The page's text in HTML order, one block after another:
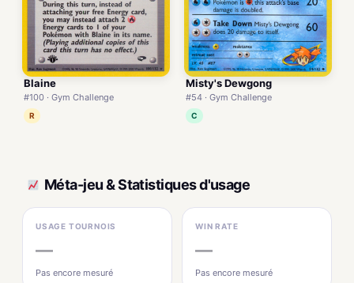
Blaine
#100 · Gym Challenge
R
Misty's Dewgong
#54 · Gym Challenge
C
Méta-jeu & Statistiques d'usage
USAGE TOURNOIS
—
Pas encore mesuré
WIN RATE
—
Pas encore mesuré